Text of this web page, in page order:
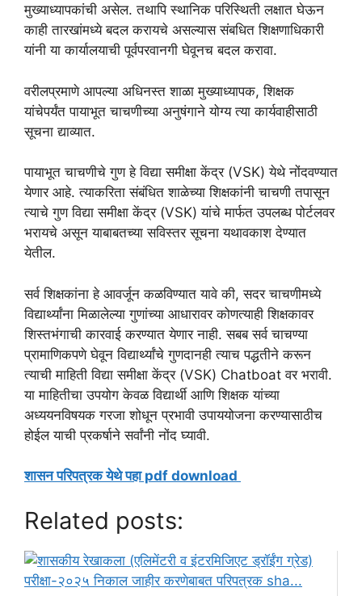
मुख्याध्यापकांची असेल. तथापि स्थानिक परिस्थिती लक्षात घेऊन
काही तारखांमध्ये बदल करायचे असल्यास संबधित शिक्षणाधिकारी
यांनी या कार्यालयाची पूर्वपरवानगी घेवूनच बदल करावा.
वरीलप्रमाणे आपल्या अधिनस्त शाळा मुख्याध्यापक, शिक्षक
यांचेपर्यंत पायाभूत चाचणीच्या अनुषंगाने योग्य त्या कार्यवाहीसाठी
सूचना द्याव्यात.
पायाभूत चाचणीचे गुण हे विद्या समीक्षा केंद्र (VSK) येथे नोंदवण्यात
येणार आहे. त्याकरिता संबंधित शाळेच्या शिक्षकांनी चाचणी तपासून
त्याचे गुण विद्या समीक्षा केंद्र (VSK) यांचे मार्फत उपलब्ध पोर्टलवर
भरायचे असून याबाबतच्या सविस्तर सूचना यथावकाश देण्यात
येतील.
सर्व शिक्षकांना हे आवर्जून कळविण्यात यावे की, सदर चाचणीमध्ये
विद्यार्थ्यांना मिळालेल्या गुणांच्या आधारावर कोणत्याही शिक्षकावर
शिस्तभंगाची कारवाई करण्यात येणार नाही. सबब सर्व चाचण्या
प्रामाणिकपणे घेवून विद्यार्थ्यांचे गुणदानही त्याच पद्धतीने करून
त्याची माहिती विद्या समीक्षा केंद्र (VSK) Chatboat वर भरावी.
या माहितीचा उपयोग केवळ विद्यार्थी आणि शिक्षक यांच्या
अध्ययनविषयक गरजा शोधून प्रभावी उपाययोजना करण्यासाठीच
होईल याची प्रकर्षाने सर्वांनी नोंद घ्यावी.
शासन परिपत्रक येथे पहा pdf download
Related posts: